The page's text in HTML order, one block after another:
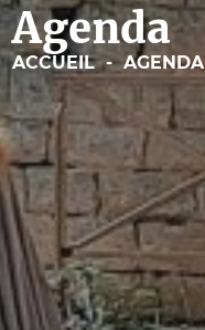
Agenda
ACCUEIL - AGENDA